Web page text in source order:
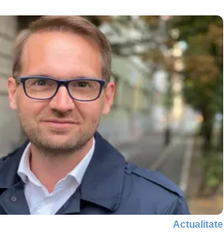
Actualitate